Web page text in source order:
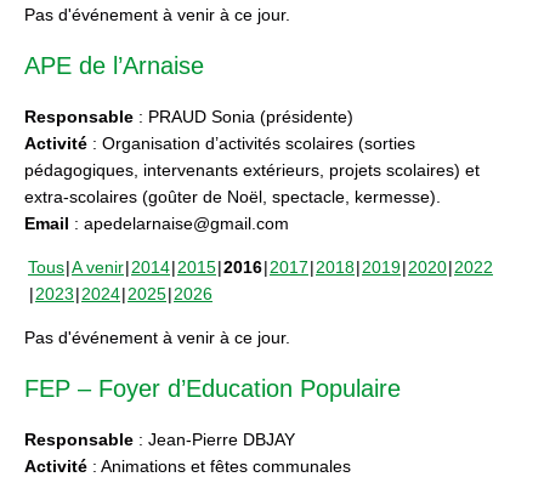
Pas d'événement à venir à ce jour.
APE de l’Arnaise
Responsable : PRAUD Sonia (présidente)
Activité : Organisation d’activités scolaires (sorties
pédagogiques, intervenants extérieurs, projets scolaires) et
extra-scolaires (goûter de Noël, spectacle, kermesse).
Email : apedelarnaise@gmail.com
Tous A venir 2014 2015 2016 2017 2018 2019 2020 2022
2023 2024 2025 2026
Pas d'événement à venir à ce jour.
FEP – Foyer d’Education Populaire
Responsable : Jean-Pierre DBJAY
Activité : Animations et fêtes communales